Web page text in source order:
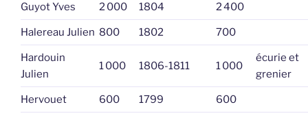
Guyot Yves 2 000 1804 2 400
Halereau Julien 800 1802 700
Hardouin
Julien
1 000 1806-1811 1 000
écurie et
grenier
Hervouet 600 1799 600